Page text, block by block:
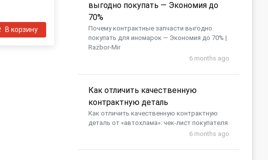
В корзину
выгодно покупать — Экономия до
70%
Почему контрактные запчасти выгодно
покупать для иномарок — Экономия до 70% |
Razbor-Mir
6 months ago
Как отличить качественную
контрактную деталь
Как отличить качественную контрактную
деталь от «автохлама»: чек-лист покупателя
6 months ago